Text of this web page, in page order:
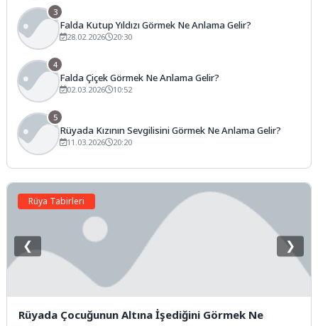
3
Falda Kutup Yıldızı Görmek Ne Anlama Gelir?
28.02.2026 20:30
4
Falda Çiçek Görmek Ne Anlama Gelir?
02.03.2026 10:52
5
Rüyada Kızının Sevgilisini Görmek Ne Anlama Gelir?
11.03.2026 20:20
Rüya Tabirleri
Rüyada Çocuğunun Altına İşediğini Görmek Ne
❮ ❯